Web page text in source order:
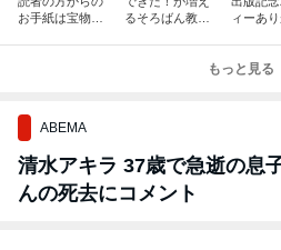
お手紙は宝物で
るそろばん教室
ィーあり
もっと見る
ABEMA
清水アキラ 37歳で急逝の息
んの死去にコメント